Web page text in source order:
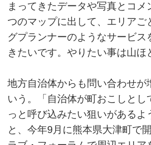
まってきたデータや写真とコメ
つのマップに出して、エリアご
グプランナーのようなサービス
きたいです。やりたい事は山ほ
地方自治体からも問い合わせが
いう。「自治体が町おこしとし
っと呼び込みたい狙いがあるよ
と、今年9月に熊本県大津町で